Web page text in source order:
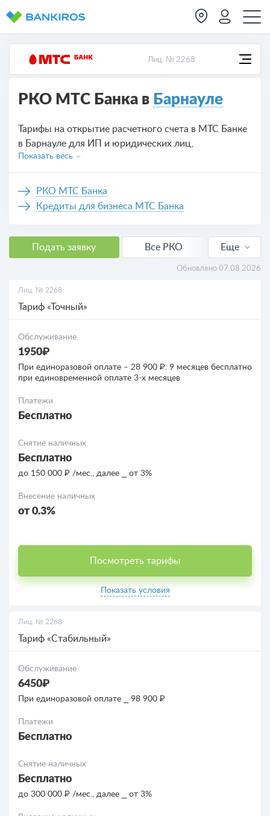
Лиц. № 2268
РКО МТС Банка в Барнауле
Тарифы на открытие расчетного счета в МТС Банке
в Барнауле для ИП и юридических лиц,
предложений на сегодня — 3.
Показать весь
РКО МТС Банка
Кредиты для бизнеса МТС Банка
Подать заявку
Все РКО
Еще
Обновлено 07.08.2026
Лиц. № 2268
Тариф «Точный»
Обслуживание
1950₽
При единоразовой оплате ‒ 28 900 ₽. 9 месяцев бесплатно
при единовременной оплате 3-х месяцев
Платежи
Бесплатно
Снятие наличных
Бесплатно
до 150 000 ₽ /мес., далее ⎯ от 3%
Внесение наличных
от 0.3%
Посмотреть тарифы
Показать условия
Лиц. № 2268
Тариф «Стабильный»
Обслуживание
6450₽
При единоразовой оплате ⎯ 98 900 ₽
Платежи
Бесплатно
Снятие наличных
Бесплатно
до 300 000 ₽ /мес., далее ⎯ от 3%